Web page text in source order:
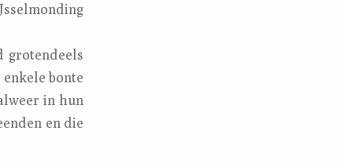
grotendeels
bonte
in hun
en die